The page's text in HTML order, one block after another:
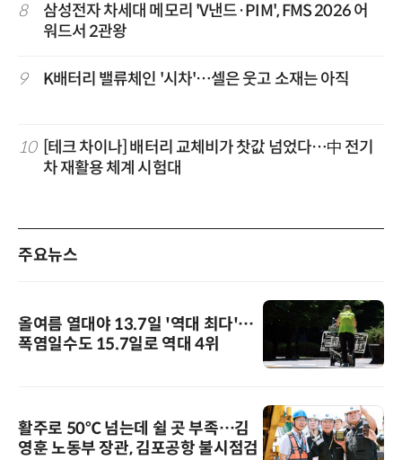
8
삼성전자 차세대 메모리 'V낸드·PIM', FMS 2026 어
워드서 2관왕
9 K배터리 밸류체인 '시차'…셀은 웃고 소재는 아직
10
[테크 차이나] 배터리 교체비가 찻값 넘었다…中 전기
차 재활용 체계 시험대
주요뉴스
올여름 열대야 13.7일 '역대 최다'…
폭염일수도 15.7일로 역대 4위
활주로 50℃ 넘는데 쉴 곳 부족…김
영훈 노동부 장관, 김포공항 불시점검